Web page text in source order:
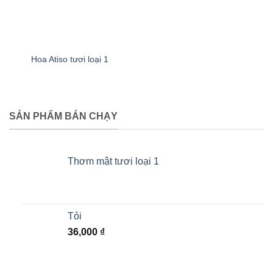
Hoa Atiso tươi loại 1
SẢN PHẨM BÁN CHẠY
Thơm mật tươi loại 1
Tỏi
36,000 ₫